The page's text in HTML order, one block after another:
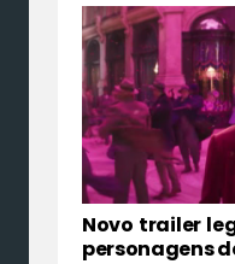
Novo trailer
personagens